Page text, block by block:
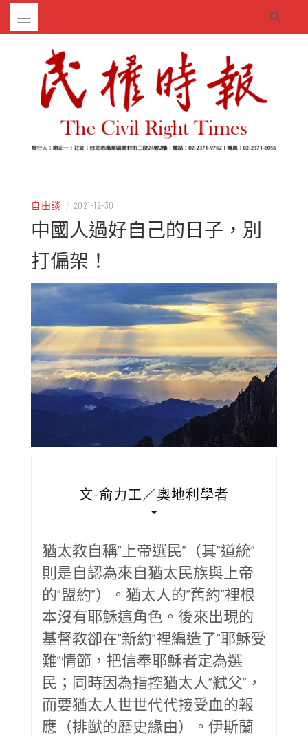
Skip
自由談 / 2021-12-30
中國人過好自己的日子，別
打偏架！
文-俞力工／奧地利學者
猶太教自稱“上帝選民”（其“道統”
則是自認為來自猶太民族與上帝
的“盟約”）。猶太人的“舊約”裡根
本沒有耶穌這角色。後來出現的
基督教卻在“新約”裡編造了“耶穌受
難”情節，把信奉耶穌者定為選
民；同時因為指控猶太人“弒父”，
而要猶太人世世代代接受血的報
應（排猷的歷史緣由）。伊斯蘭